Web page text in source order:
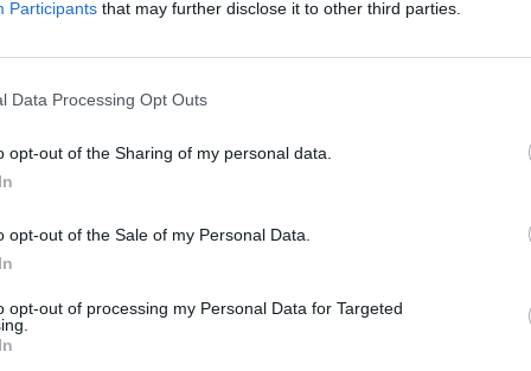
Participants that may further disclose it to other third parties.
Data Processing Opt Outs
opt-out of the Sharing of my personal data.
opt-out of the Sale of my Personal Data.
opt-out of processing my Personal Data for Targeted
να σταθμεύουν ελεύθερα στις θέσεις
και ώρες. Οι μόνιμοι κάτοικοι
Μυκηνών προκειμένου να τους χορηγηθεί
σημείο του παρμπρίζ του οχήματός.
Δημοτικού Συμβουλίου, κάθε
στάθμευσης.Για τους επισκέπτες η
είναι 2 ώρες και τα τέλη στάθμευσης
( κόκκινη γραμμογράφηση ). Η πληρωμή
ξυστών καρτών προπληρωμένου χρόνου
το όχημά του στις θέσεις
τέλους στάθμευσης ή έχοντας